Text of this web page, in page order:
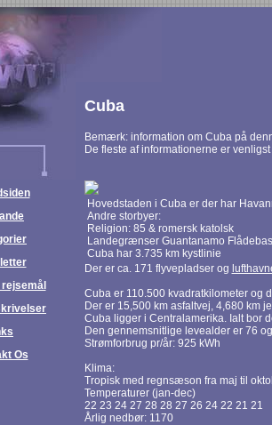
Os
Cuba
Bemærk: information om Cuba på
De fleste af informationerne er
Hovedstaden i Cuba er der har
Andre storbyer:
Religion: 85 & romersk katolsk
Landegrænser Guantanamo
Cuba har 3.735 km kystlinie
Der er ca. 171 flyvepladser og
Cuba er 110.500 kvadratkilometer og
Der er 15,500 km asfaltvej, 4,680 km
Cuba ligger i Centralamerika. Ialt bor
Den gennemsnitlige levealder er 76
Strømforbrug pr/år: 925 kWh
Klima:
Tropisk med regnsæson fra maj til
Temperaturer (jan-dec)
22 23 24 27 28 28 27 26 24 22 21 21
Årlig nedbør: 1170